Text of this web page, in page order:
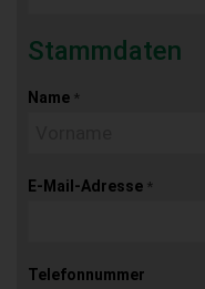
Stammdaten
Name *
E-Mail-Adresse *
Telefonnummer